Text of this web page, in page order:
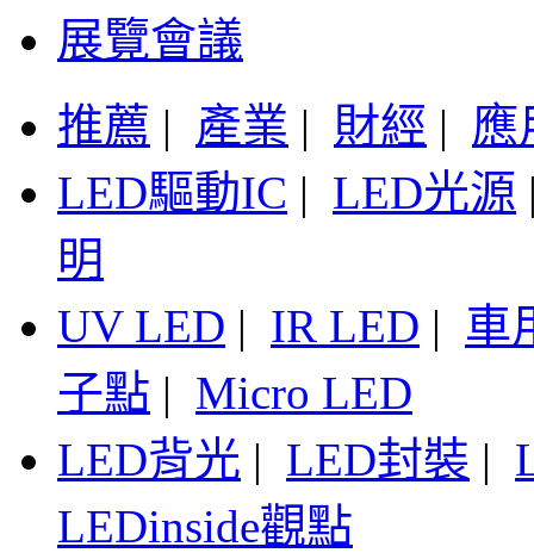
展覽會議
推薦 | 產業 | 財經 | 應
LED驅動IC | LED光源
明
UV LED | IR LED | 車
子點 | Micro LED
LED背光 | LED封裝 |
LEDinside觀點